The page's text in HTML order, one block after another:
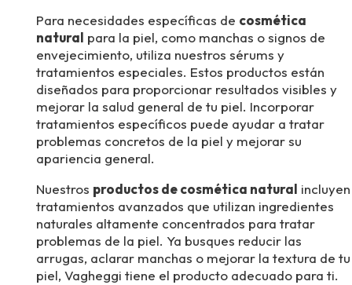
Para necesidades específicas de cosmética
natural para la piel, como manchas o signos de
envejecimiento, utiliza nuestros sérums y
tratamientos especiales. Estos productos están
diseñados para proporcionar resultados visibles y
mejorar la salud general de tu piel. Incorporar
tratamientos específicos puede ayudar a tratar
problemas concretos de la piel y mejorar su
apariencia general.
Nuestros productos de cosmética natural incluyen
tratamientos avanzados que utilizan ingredientes
naturales altamente concentrados para tratar
problemas de la piel. Ya busques reducir las
arrugas, aclarar manchas o mejorar la textura de tu
piel, Vagheggi tiene el producto adecuado para ti.